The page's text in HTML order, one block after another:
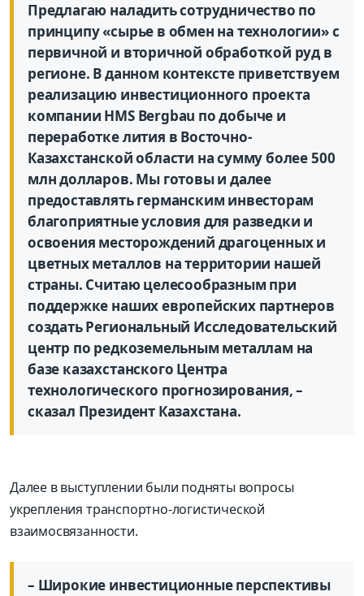
Предлагаю наладить сотрудничество по
принципу «сырье в обмен на технологии» с
первичной и вторичной обработкой руд в
регионе. В данном контексте приветствуем
реализацию инвестиционного проекта
компании HMS Bergbau по добыче и
переработке лития в Восточно-
Казахстанской области на сумму более 500
млн долларов. Мы готовы и далее
предоставлять германским инвесторам
благоприятные условия для разведки и
освоения месторождений драгоценных и
цветных металлов на территории нашей
страны. Считаю целесообразным при
поддержке наших европейских партнеров
создать Региональный Исследовательский
центр по редкоземельным металлам на
базе казахстанского Центра
технологического прогнозирования, –
сказал Президент Казахстана.
Далее в выступлении были подняты вопросы
укрепления транспортно-логистической
взаимосвязанности.
– Широкие инвестиционные перспективы